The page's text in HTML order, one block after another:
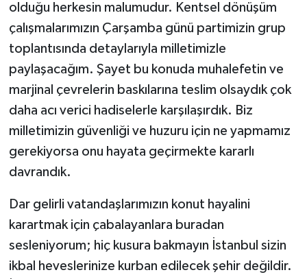
olduğu herkesin malumudur. Kentsel dönüşüm
çalışmalarımızın Çarşamba günü partimizin grup
toplantısında detaylarıyla milletimizle
paylaşacağım. Şayet bu konuda muhalefetin ve
marjinal çevrelerin baskılarına teslim olsaydık çok
daha acı verici hadiselerle karşılaşırdık. Biz
milletimizin güvenliği ve huzuru için ne yapmamız
gerekiyorsa onu hayata geçirmekte kararlı
davrandık.
Dar gelirli vatandaşlarımızın konut hayalini
karartmak için çabalayanlara buradan
sesleniyorum; hiç kusura bakmayın İstanbul sizin
ikbal heveslerinize kurban edilecek şehir değildir.